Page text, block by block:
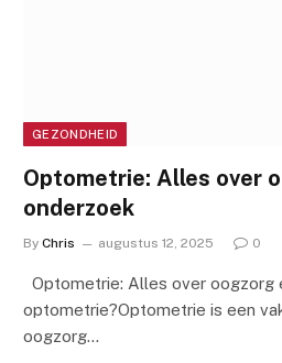
GEZONDHEID
Optometrie: Alles over
onderzoek
By Chris augustus 12, 2025 0
Optometrie: Alles over oogzorg
optometrie?Optometrie is een
oogzorg…